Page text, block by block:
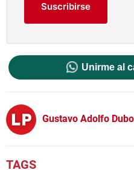
Suscribirse
Unirme al
Gustavo Adolfo